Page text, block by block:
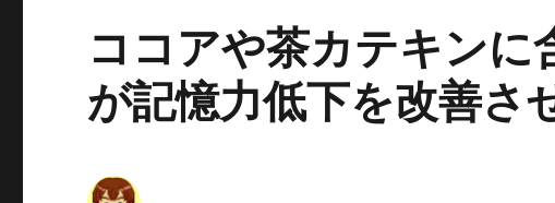
ココアや茶カテキン
が記憶力低下を改善さ